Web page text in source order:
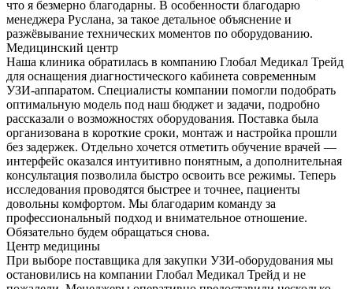
что я безмерно благодарны. В особенности благодарю
менеджера Руслана, за такое детальное объяснение и
разжёвывание технических моментов по оборудованию.
Медицинский центр
Наша клиника обратилась в компанию Глобал Медикал Трейд
для оснащения диагностического кабинета современным
УЗИ-аппаратом. Специалисты компании помогли подобрать
оптимальную модель под наш бюджет и задачи, подробно
рассказали о возможностях оборудования. Поставка была
организована в короткие сроки, монтаж и настройка прошли
без задержек. Отдельно хочется отметить обучение врачей —
интерфейс оказался интуитивно понятным, а дополнительная
консультация позволила быстро освоить все режимы. Теперь
исследования проводятся быстрее и точнее, пациенты
довольны комфортом. Мы благодарим команду за
профессиональный подход и внимательное отношение.
Обязательно будем обращаться снова.
Центр медицины
При выборе поставщика для закупки УЗИ-оборудования мы
остановились на компании Глобал Медикал Трейд и не